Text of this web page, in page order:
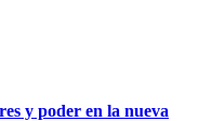
y poder en la nueva